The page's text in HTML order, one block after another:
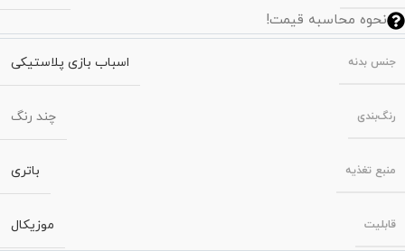
نحوه محاسبه قیمت!
جنس بدنه اسباب بازی پلاستیکی
رنگ‌بندی چند رنگ
منبع تغذیه باتری
قابلیت موزیکال